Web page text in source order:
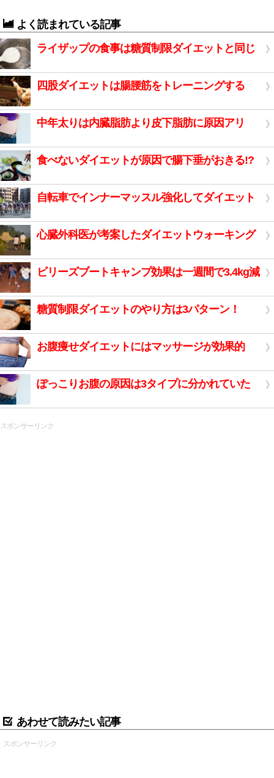
よく読まれている記事
ライザップの食事は糖質制限ダイエットと同じ
四股ダイエットは腸腰筋をトレーニングする
中年太りは内臓脂肪より皮下脂肪に原因アリ
食べないダイエットが原因で腸下垂がおきる!?
自転車でインナーマッスル強化してダイエット
心臓外科医が考案したダイエットウォーキング
ビリーズブートキャンプ効果は一週間で3.4kg減
糖質制限ダイエットのやり方は3パターン！
お腹痩せダイエットにはマッサージが効果的
ぽっこりお腹の原因は3タイプに分かれていた
スポンサーリンク
あわせて読みたい記事
スポンサーリンク